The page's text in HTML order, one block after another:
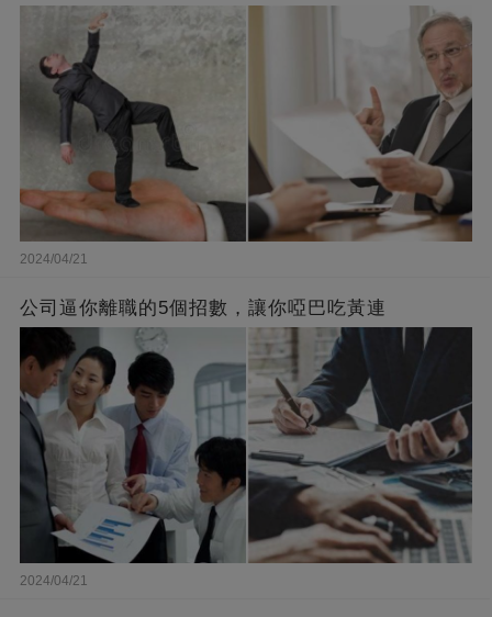
2024/04/21
公司逼你離職的5個招數，讓你啞巴吃黃連
2024/04/21